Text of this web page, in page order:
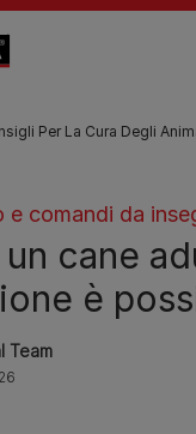
Per La Cura Degli
e comandi da
cane
è
Team